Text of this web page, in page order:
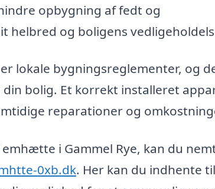
opbygning af fedt og
helbred og boligens
lokale bygningsreglementer, og
bolig. Et korrekt installeret
reparationer og
i Gammel Rye, kan du
0xb.dk. Her kan du indhente